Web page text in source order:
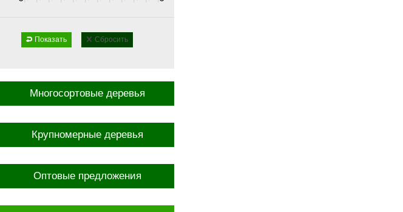
Многосортовые деревья
Крупномерные деревья
Оптовые предложения
Показать Сбросить